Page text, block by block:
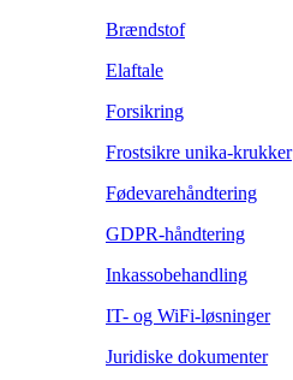
Brændstof
Elaftale
Forsikring
Frostsikre unika-krukker
Fødevarehåndtering
GDPR-håndtering
Inkassobehandling
IT- og WiFi-løsninger
Juridiske dokumenter